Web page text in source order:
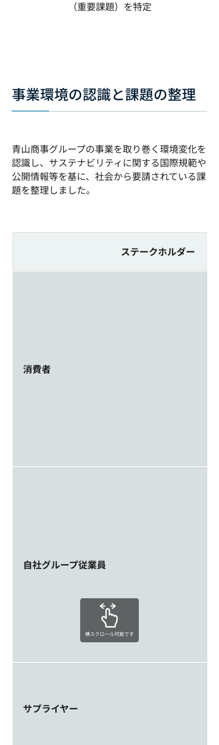
（重要課題）を特定
事業環境の認識と課題の整理
青山商事グループの事業を取り巻く環境変化を
認識し、サステナビリティに関する国際規範や
公開情報等を基に、社会から要請されている課
題を整理しました。
ステークホルダー
消費者
自社グループ従業員
サプライヤー
横スクロール可能です